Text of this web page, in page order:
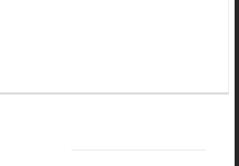
EFI
Jag betalar bra och du kan nÃÂ¥